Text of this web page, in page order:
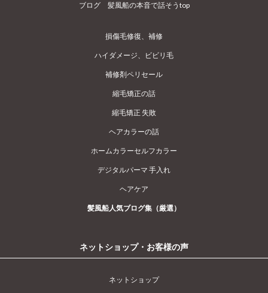
ブログ 髪風船の本音で話そうtop
損傷毛修復、補修
ハイダメージ、ビビリ毛
補修剤ペリセール
縮毛矯正の話
縮毛矯正 失敗
ヘアカラーの話
ホームカラーセルフカラー
デジタルパーマ 手入れ
ヘアケア
髪風船人気ブログ集（厳選）
ネットショップ・お客様の声
ネットショップ